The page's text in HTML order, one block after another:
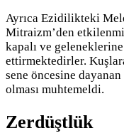
Ayrıca Ezidilikteki
Mitraizm’den
kapalı ve
ettirmektedirler.
sene öncesine
olması muhtemeldi.
Zerdüştlük